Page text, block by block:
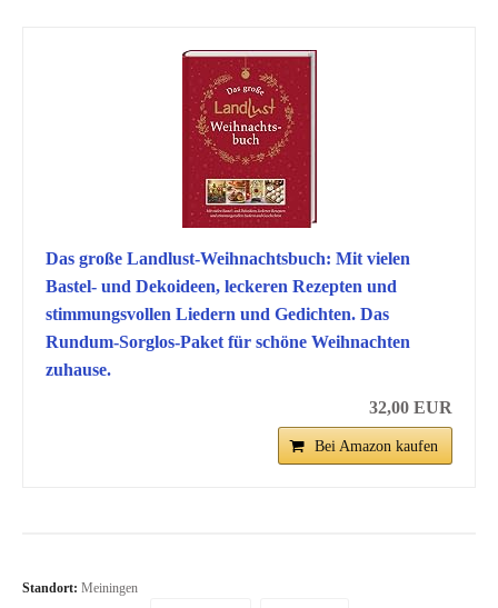
Das große Landlust-Weihnachtsbuch: Mit vielen
Bastel- und Dekoideen, leckeren Rezepten und
stimmungsvollen Liedern und Gedichten. Das
Rundum-Sorglos-Paket für schöne Weihnachten
zuhause.
32,00 EUR
Bei Amazon kaufen
Standort: Meiningen